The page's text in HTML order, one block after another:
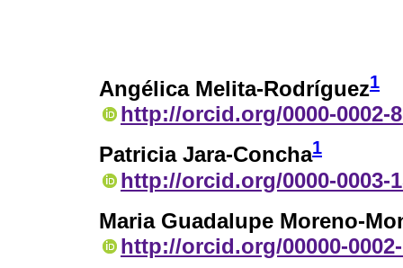
Angélica Melita-Rodríguez1
http://orcid.org/0000-0002-
Patricia Jara-Concha1
http://orcid.org/0000-0003-
Maria Guadalupe Moreno-
http://orcid.org/00000-0002-